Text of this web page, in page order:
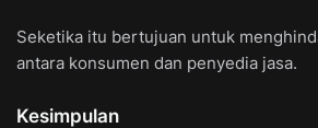
Seketika itu bertujuan untuk
antara konsumen dan penyedia jasa.
Kesimpulan